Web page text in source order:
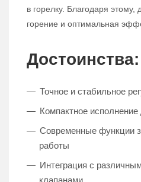
в горелку. Благодаря этому,
горение и оптимальная
Достоинства:
Точное и стабильное
Компактное исполнение
Современные функции
работы
Интеграция с
клапанами